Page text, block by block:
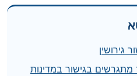
גירושין
מתגרשים בגישור במדינות